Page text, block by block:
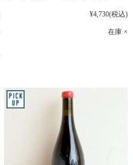
¥4,730(税込)
在庫 ×